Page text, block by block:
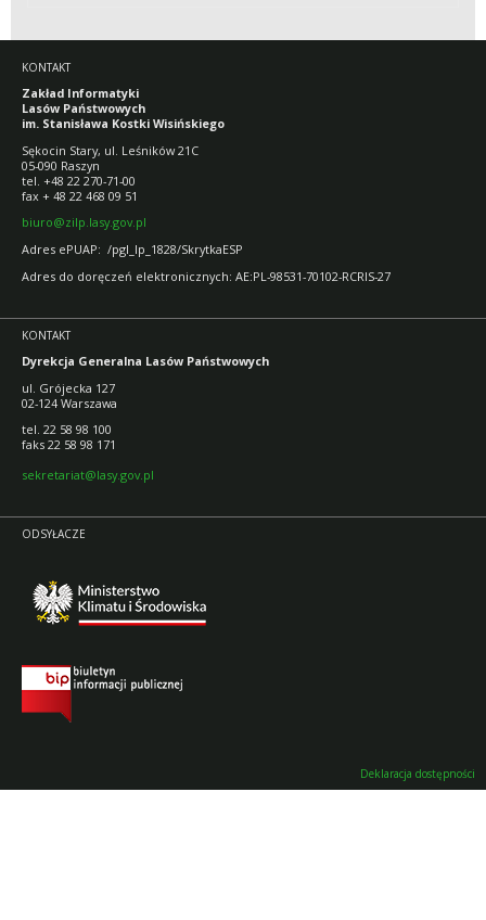
KONTAKT
Zakład Informatyki
Lasów Państwowych
im. Stanisława Kostki Wisińskiego
Sękocin Stary, ul. Leśników 21C
05-090 Raszyn
tel. +48 22 270-71-00
fax + 48 22 468 09 51
biuro@zilp.lasy.gov.pl
Adres ePUAP: /pgl_lp_1828/SkrytkaESP
Adres do doręczeń elektronicznych: AE:PL-98531-70102-RCRIS-27
KONTAKT
Dyrekcja Generalna Lasów Państwowych
ul. Grójecka 127
02-124 Warszawa
tel. 22 58 98 100
faks 22 58 98 171
sekretariat@lasy.gov.pl
ODSYŁACZE
Deklaracja dostępności